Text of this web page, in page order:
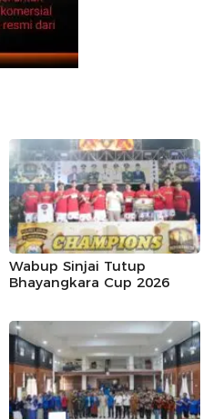
Wabup Sinjai Tutup
Bhayangkara Cup 2026